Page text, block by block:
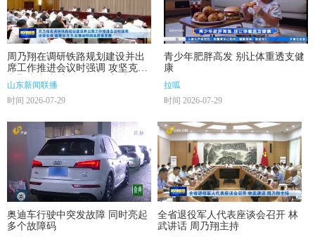
周乃翔在调研铁路规划建设并出
席工作推进会议时强调 攻坚克难
凝聚合力 扎实推动铁路高质量发
展
山东新闻联播
时间 2026-07-29
青少年肥胖高发 别让体重透支健
康
拉呱
时间 2026-07-29
奥迪车行驶中突发故障 同时亮起
多个故障码
全省退役军人代表座谈会召开 林
武讲话 周乃翔主持